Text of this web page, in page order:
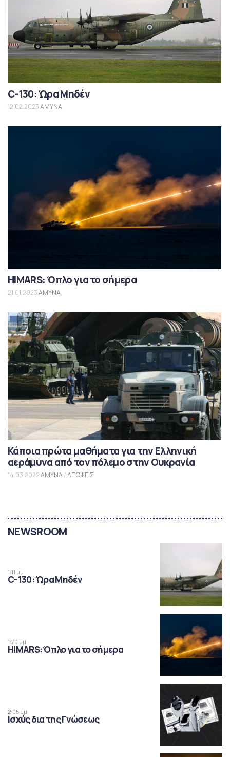
C-130: Ώρα Μηδέν
12.02.2023ΑΜΥΝΑ
HIMARS: Όπλο για το σήμερα
21.01.2023ΑΜΥΝΑ
Κάποια πρώτα μαθήματα για την Ελληνική
αεράμυνα από τον πόλεμο στην Ουκρανία
14.03.2022ΑΜΥΝΑ/ΑΠΟΨΕΙΣ
NEWSROOM
1:11 μμ
C-130: Ώρα Μηδέν
1:20 μμ
HIMARS: Όπλο για το σήμερα
2:05 μμ
Ισχύς δια της Γνώσεως